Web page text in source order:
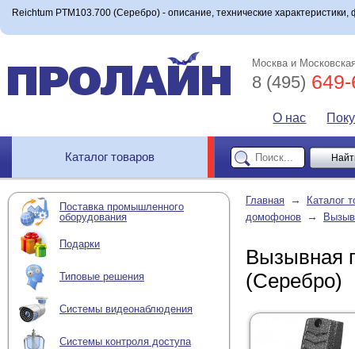
Reichtum PTM103.700 (Серебро) - описание, технические
Москва и
8 (495)
О нас
Каталог товаров
Поставка промышленного
оборудования
Подарки
Типовые решения
Системы видеонаблюдения
Системы контроля доступа
Главная →
Каталог
домофонов →
Вызывная
(Серебро)